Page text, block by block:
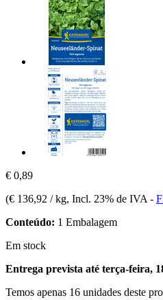
€ 0,89
(€ 136,92 / kg, Incl. 23% de IVA -
Conteúdo: 1 Embalagem
Em stock
Entrega prevista até terça-feira,
Temos apenas 16 unidades deste